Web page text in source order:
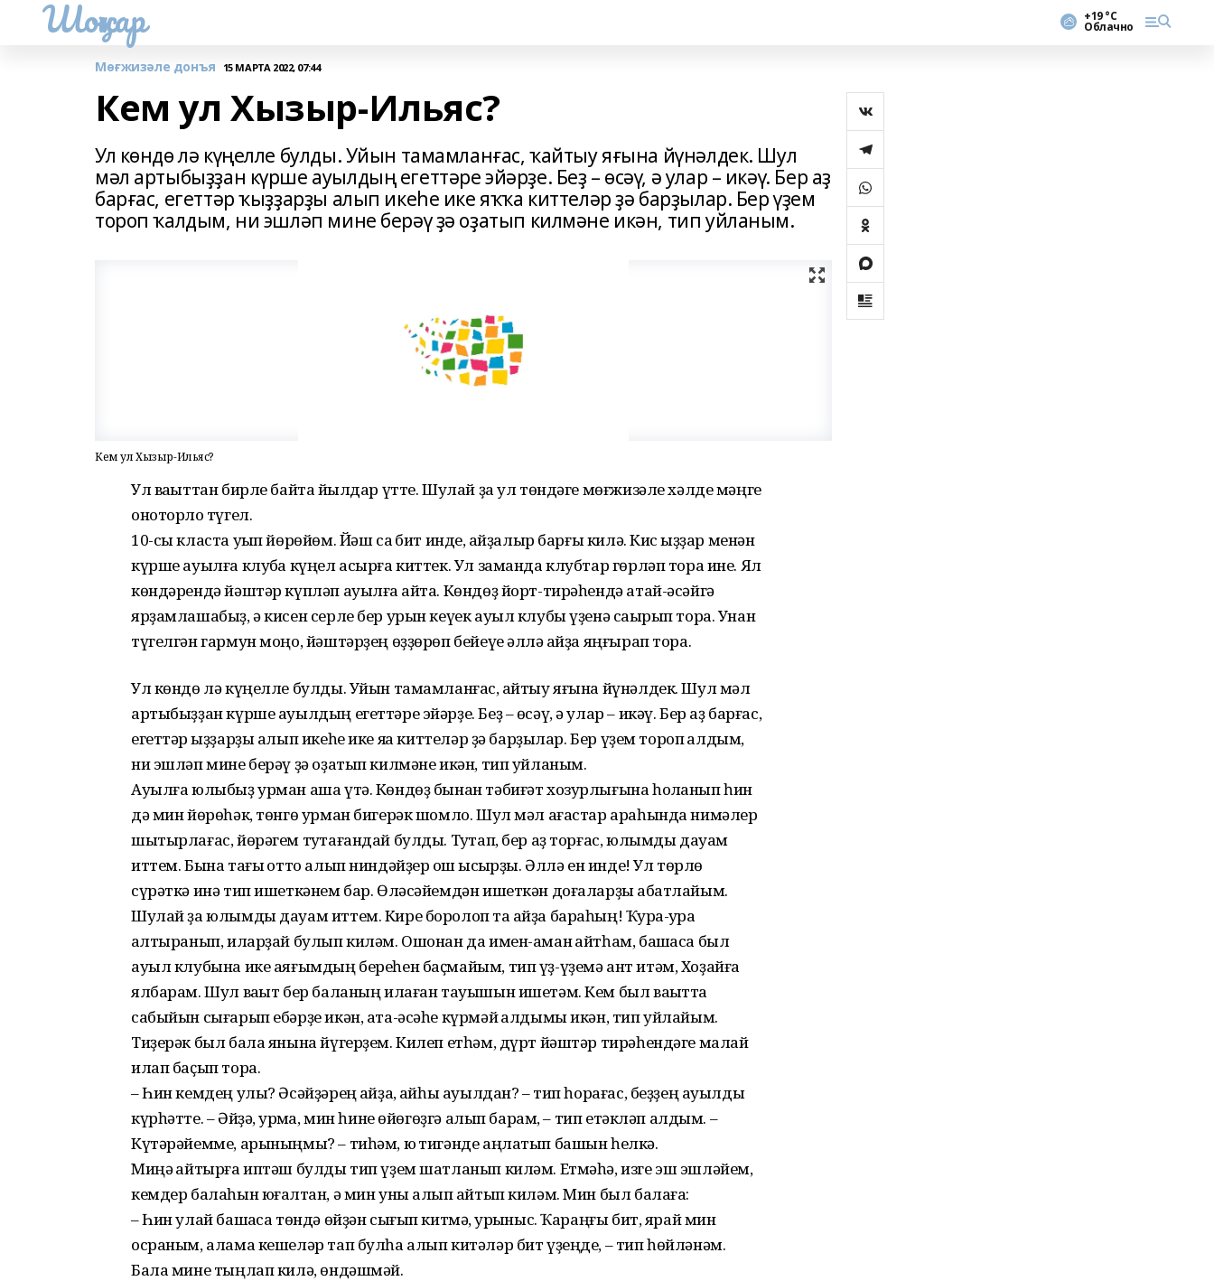
Шоңҡар +19 °С
Облачно
Мөғжизәле донъя 15 МАРТА 2022, 07:44
Кем ул Хызыр-Ильяс?
Ул көндө лә күңелле булды. Уйын тамамланғас, ҡайтыу яғына йүнәлдек. Шул
мәл артыбыҙҙан күрше ауылдың егеттәре эйәрҙе. Беҙ – өсәү, ә улар – икәү. Бер аҙ
барғас, егеттәр ҡыҙҙарҙы алып икеһе ике яҡҡа киттеләр ҙә барҙылар. Бер үҙем
тороп ҡалдым, ни эшләп мине берәү ҙә оҙатып килмәне икән, тип уйланым.
Кем ул Хызыр-Ильяс?
Ул ваҡыттан бирле байтаҡ йылдар үтте. Шулай ҙа ул төндәге мөғжизәле хәлде мәңге
оноторлоҡ түгел.
10-сы класта уҡып йөрөйөм. Йәш саҡ бит инде, ҡайҙалыр барғы килә. Кис ҡыҙҙар менән
күрше ауылға клубҡа күңел асырға киттек. Ул заманда клубтар гөрләп тора ине. Ял
көндәрендә йәштәр күпләп ауылға ҡайта. Көндөҙ йорт-тирәһендә атай-әсәйгә
ярҙамлашабыҙ, ә кисен серле бер урын кеүек ауыл клубы үҙенә саҡырып тора. Унан
түгелгән гармун моңо, йәштәрҙең өҙҙөрөп бейеүе әллә ҡайҙа яңғырап тора.
Ул көндө лә күңелле булды. Уйын тамамланғас, ҡайтыу яғына йүнәлдек. Шул мәл
артыбыҙҙан күрше ауылдың егеттәре эйәрҙе. Беҙ – өсәү, ә улар – икәү. Бер аҙ барғас,
егеттәр ҡыҙҙарҙы алып икеһе ике яҡҡа киттеләр ҙә барҙылар. Бер үҙем тороп ҡалдым,
ни эшләп мине берәү ҙә оҙатып килмәне икән, тип уйланым.
Ауылға юлыбыҙ урман аша үтә. Көндөҙ бынан тәбиғәт хозурлығына һоҡланып һин
дә мин йөрөһәк, төнгө урман бигерәк шомло. Шул мәл ағастар араһында нимәлер
шытырлағас, йөрәгем туҡтағандай булды. Туҡтап, бер аҙ торғас, юлымды дауам
иттем. Бына тағы ҡотто алып ниндәйҙер ҡош ҡысҡырҙы. Әллә ен инде! Ул төрлө
сүрәткә инә тип ишеткәнем бар. Өләсәйемдән ишеткән доғаларҙы ҡабатлайым.
Шулай ҙа юлымды дауам иттем. Кире боролоп та ҡайҙа бараһың! Ҡурҡа-ҡурҡа
ҡалтыранып, иларҙай булып киләм. Ошонан да имен-аман ҡайтһам, башҡаса был
ауыл клубына ике аяғымдың береһен баҫмайым, тип үҙ-үҙемә ант итәм, Хоҙайға
ялбарам. Шул ваҡыт бер баланың илаған тауышын ишетәм. Кем был ваҡытта
сабыйын сығарып ебәрҙе икән, ата-әсәһе күрмәй ҡалдымы икән, тип уйлайым.
Тиҙерәк был бала янына йүгерҙем. Килеп етһәм, дүрт йәштәр тирәһендәге малай
илап баҫып тора.
– Һин кемдең улы? Әсәйҙәрең ҡайҙа, ҡайһы ауылдан? – тип һорағас, беҙҙең ауылды
күрһәтте. – Әйҙә, ҡурҡма, мин һине өйөгөҙгә алып барам, – тип етәкләп алдым. –
Күтәрәйемме, арыныңмы? – тиһәм, юҡ тигәнде аңлатып башын һелкә.
Миңә ҡайтырға иптәш булды тип үҙем шатланып киләм. Етмәһә, изге эш эшләйем,
кемдер балаһын юғалтҡан, ә мин уны алып ҡайтып киләм. Мин был балаға:
– Һин улай башҡаса төндә өйҙән сығып китмә, ҡурҡыныс. Ҡараңғы бит, ярай мин
осраным, алама кешеләр тап булһа алып китәләр бит үҙеңде, – тип һөйләнәм.
Бала мине тыңлап килә, өндәшмәй.